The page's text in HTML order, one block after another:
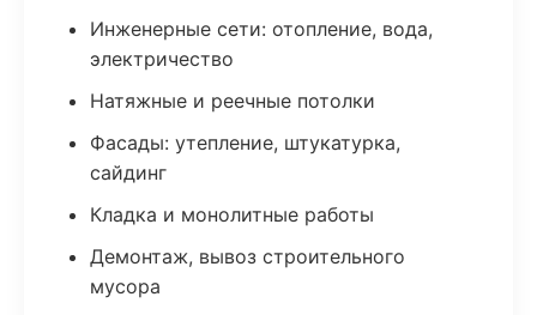
Инженерные сети: отопление, вода,
электричество
Натяжные и реечные потолки
Фасады: утепление, штукатурка,
сайдинг
Кладка и монолитные работы
Демонтаж, вывоз строительного
мусора